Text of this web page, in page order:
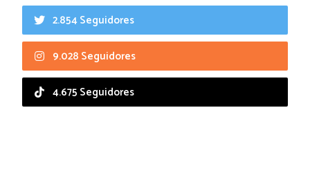
2.854 Seguidores
9.028 Seguidores
4.675 Seguidores